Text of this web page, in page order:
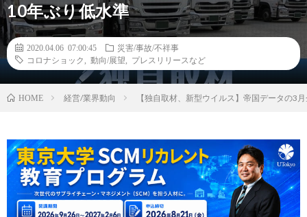
10年ぶり低水準
2020.04.06 07:00:45
災害/事故/不祥事
コロナショック
動向/展望 プレスリリースなど
HOME 経営/業界動向 【独自取材、新型ウイルス】帝国データの3